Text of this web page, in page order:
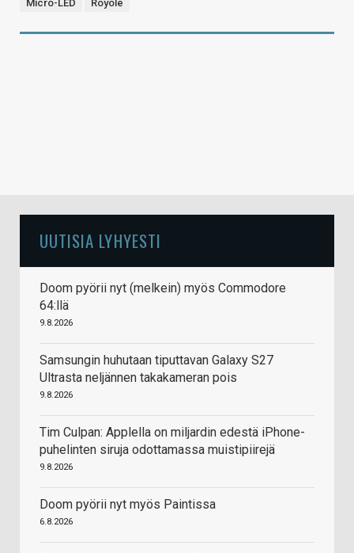
Micro-LED Royole
UUTISIA LYHYESTI
Doom pyörii nyt (melkein) myös Commodore
64:llä
9.8.2026
Samsungin huhutaan tiputtavan Galaxy S27
Ultrasta neljännen takakameran pois
9.8.2026
Tim Culpan: Applella on miljardin edestä iPhone-
puhelinten siruja odottamassa muistipiirejä
9.8.2026
Doom pyörii nyt myös Paintissa
6.8.2026